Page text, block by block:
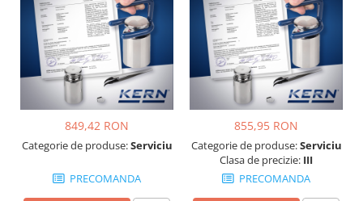
849,42 RON
Categorie de produse:Serviciu
PRECOMANDA
855,95 RON
Categorie de produse:Serviciu
Clasa de precizie: III
PRECOMANDA